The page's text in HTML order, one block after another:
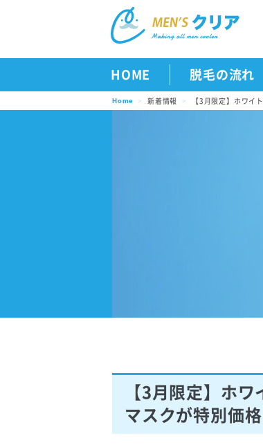
HOME 脱毛の流れ
Home 新着情報 【3月限定】ホワイ
【3月限定】ホ
マスクが特別価格